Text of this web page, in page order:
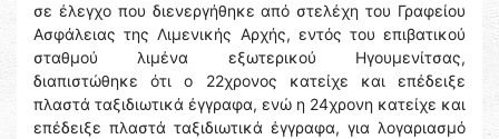
σε έλεγχο που διενεργήθηκε από στελέχη του Γραφείου
Ασφάλειας της Λιμενικής Αρχής, εντός του επιβατικού
σταθμού λιμένα εξωτερικού Ηγουμενίτσας,
διαπιστώθηκε ότι ο 22χρονος κατείχε και επέδειξε
πλαστά ταξιδιωτικά έγγραφα, ενώ η 24χρονη κατείχε και
επέδειξε πλαστά ταξιδιωτικά έγγραφα, για λογαριασμό